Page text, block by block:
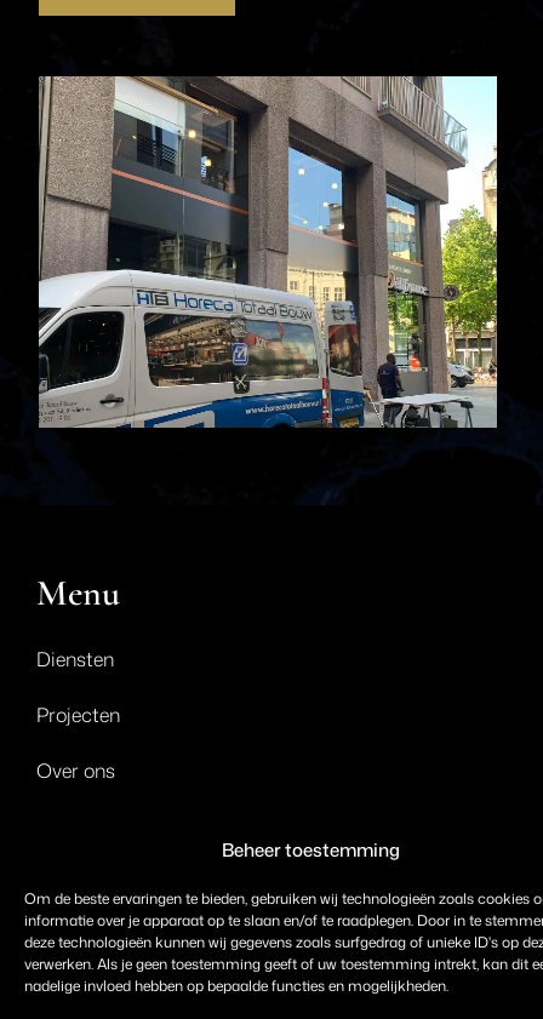
Beheer toestemming
Om de beste ervaringen te bieden, gebruiken wij technologieën zoals cookies
informatie over je apparaat op te slaan en/of te raadplegen. Door in te
deze technologieën kunnen wij gegevens zoals surfgedrag of unieke ID's op
verwerken. Als je geen toestemming geeft of uw toestemming intrekt, kan dit
nadelige invloed hebben op bepaalde functies en mogelijkheden.
Menu
Diensten
Projecten
Over ons
Diensten
Design / Advies / Ontwerp